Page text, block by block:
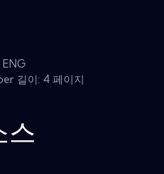
ENG
길이: 4 페이지
스